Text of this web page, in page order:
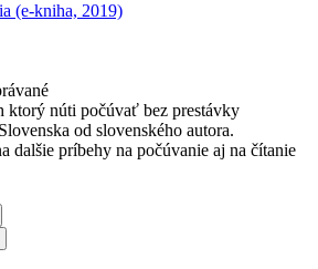
(e-kniha, 2019)
ktorý núti počúvať bez prestávky
od slovenského autora.
dalšie príbehy na počúvanie aj na čítanie